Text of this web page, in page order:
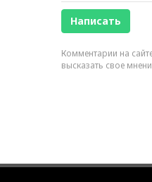
Комментарии на
высказать свое